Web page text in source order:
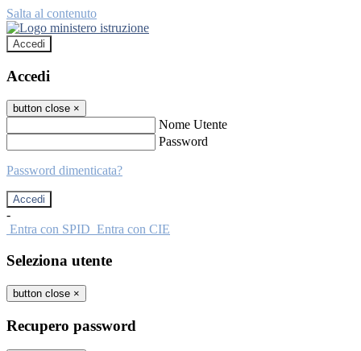
Salta al contenuto
Accedi
Accedi
button close ×
Nome Utente
Password
Password dimenticata?
-
Entra con SPID Entra con CIE
Seleziona utente
button close ×
Recupero password